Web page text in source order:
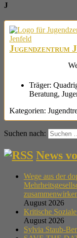
J
Jugendzentrum
Träger:
Beratung,
Kategorien:
Suchen nach:
News
Wege aus der
August 2026
Kritische
August 2026
Sylvia Staub-